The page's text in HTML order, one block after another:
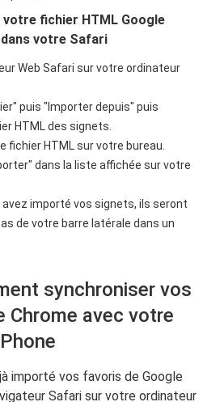
fichier HTML Google
votre Safari
Web Safari sur votre ordinateur
puis "Importer depuis" puis
HTML des signets.
fichier HTML sur votre bureau.
dans la liste affichée sur votre
avez importé vos signets, ils seront
de votre barre latérale dans un
synchroniser vos
Chrome avec votre
importé vos favoris de Google
Safari sur votre ordinateur